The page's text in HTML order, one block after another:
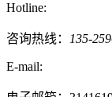
Hotline:
咨询热线： 135-
E-mail: